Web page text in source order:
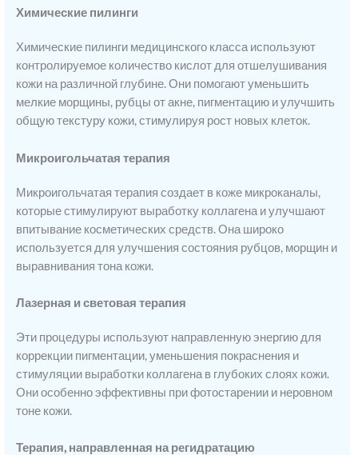
Химические пилинги
Химические пилинги медицинского класса используют
контролируемое количество кислот для отшелушивания
кожи на различной глубине. Они помогают уменьшить
мелкие морщины, рубцы от акне, пигментацию и улучшить
общую текстуру кожи, стимулируя рост новых клеток.
Микроигольчатая терапия
Микроигольчатая терапия создает в коже микроканалы,
которые стимулируют выработку коллагена и улучшают
впитывание косметических средств. Она широко
используется для улучшения состояния рубцов, морщин и
выравнивания тона кожи.
Лазерная и световая терапия
Эти процедуры используют направленную энергию для
коррекции пигментации, уменьшения покраснения и
стимуляции выработки коллагена в глубоких слоях кожи.
Они особенно эффективны при фотостарении и неровном
тоне кожи.
Терапия, направленная на регидратацию